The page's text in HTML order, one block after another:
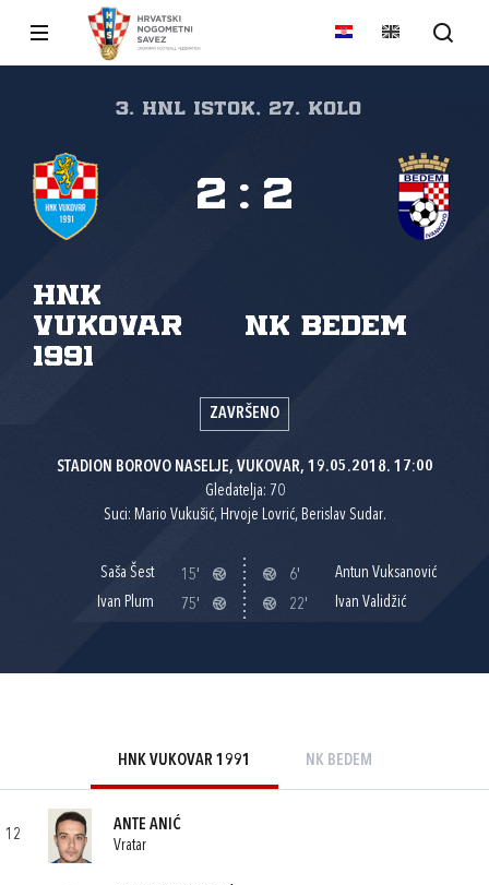
3. HNL Istok, 27. kolo
HNK
Vukovar
1991
NK Bedem
2 : 2
ZAVRŠENO
STADION BOROVO NASELJE, VUKOVAR, 19.05.2018. 17:00
Gledatelja: 70
Suci: Mario Vukušić, Hrvoje Lovrić, Berislav Sudar.
Saša Šest
15'
Ivan Plum
75'
6'
Antun Vuksanović
22'
Ivan Validžić
HNK VUKOVAR 1991 NK BEDEM
12
ANTE ANIĆ
Vratar